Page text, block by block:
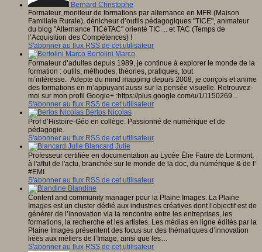
Bernard Christophe
Formateur, moniteur de formations par alternance en MFR (Maison
Familiale Rurale), dénicheur d’outils pédagogiques "TICE", animateur
du blog "Alternance TICéTAC" orienté TIC ... et TAC (Temps de
l’Acquisition des Compétences) !
S'abonner au flux RSS de cet utilisateur
Bertolini Marco
Formateur d’adultes depuis 1989, je continue à explorer le monde de la
formation : outils, méthodes, théories, pratiques, tout
m’intéresse. Adepte du mind mapping depuis 2008, je conçois et anime
des formations en m’appuyant aussi sur la pensée visuelle. Retrouvez-
moi sur mon profil Google+ :https://plus.google.com/u/1/1150269...
S'abonner au flux RSS de cet utilisateur
Bertos Nicolas
Prof d’Histoire-Géo en collège. Passionné de numérique et de
pédagogie.
S'abonner au flux RSS de cet utilisateur
Blancard Julie
Professeur certifiée en documentation au Lycée Élie Faure de Lormont,
à l'affut de l'actu, branchée sur le monde de la doc, du numérique & de l'
#EMI.
S'abonner au flux RSS de cet utilisateur
Blandine
Content and community manager pour la Plaine Images. La Plaine
Images est un cluster dédié aux industries créatives dont l’objectif est de
générer de l’innovation via la rencontre entre les entreprises, les
formations, la recherche et les artistes. Les médias en ligne édités par la
Plaine Images présentent des focus sur des thématiques d’innovation
liées aux métiers de l’Image, ainsi que les…
S'abonner au flux RSS de cet utilisateur